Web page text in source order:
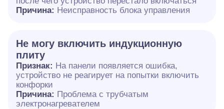
Причина: Неисправность блока управления
Не могу включить индукционную
плиту
Признак: На панели появляется ошибка,
устройство не реагирует на попытки включить
конфорки
Причина: Проблема с трубчатым
электронагревателем